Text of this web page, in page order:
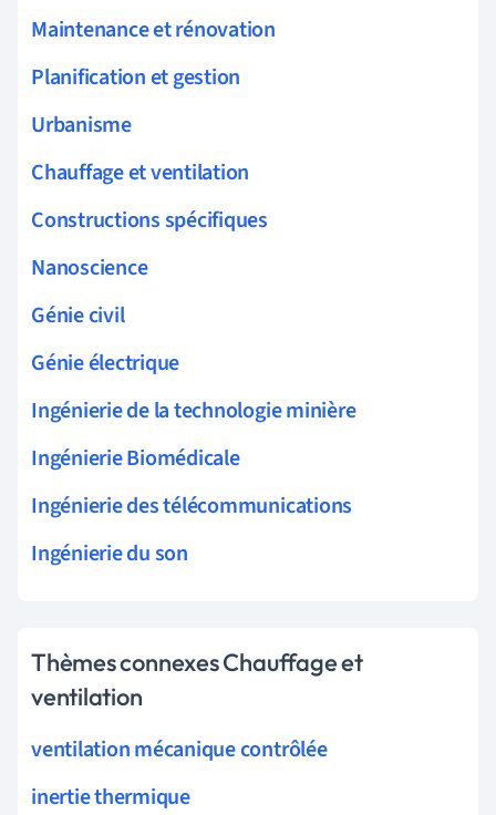
Maintenance et rénovation
Planification et gestion
Urbanisme
Chauffage et ventilation
Constructions spécifiques
Nanoscience
Génie civil
Génie électrique
Ingénierie de la technologie minière
Ingénierie Biomédicale
Ingénierie des télécommunications
Ingénierie du son
Thèmes connexes Chauffage et
ventilation
ventilation mécanique contrôlée
inertie thermique